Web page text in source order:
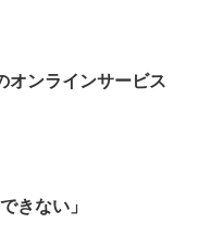
オンラインサービス
きない」